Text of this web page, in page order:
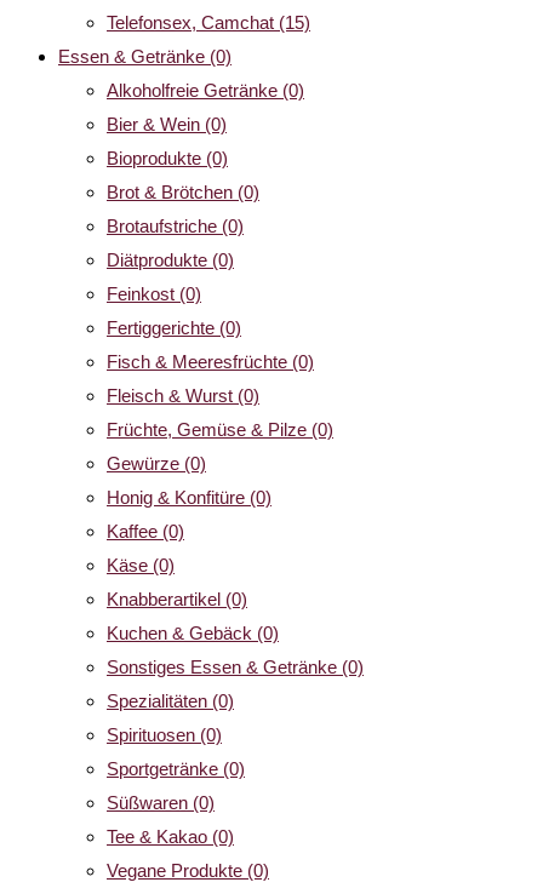
Telefonsex, Camchat (15)
Essen & Getränke (0)
Alkoholfreie Getränke (0)
Bier & Wein (0)
Bioprodukte (0)
Brot & Brötchen (0)
Brotaufstriche (0)
Diätprodukte (0)
Feinkost (0)
Fertiggerichte (0)
Fisch & Meeresfrüchte (0)
Fleisch & Wurst (0)
Früchte, Gemüse & Pilze (0)
Gewürze (0)
Honig & Konfitüre (0)
Kaffee (0)
Käse (0)
Knabberartikel (0)
Kuchen & Gebäck (0)
Sonstiges Essen & Getränke (0)
Spezialitäten (0)
Spirituosen (0)
Sportgetränke (0)
Süßwaren (0)
Tee & Kakao (0)
Vegane Produkte (0)